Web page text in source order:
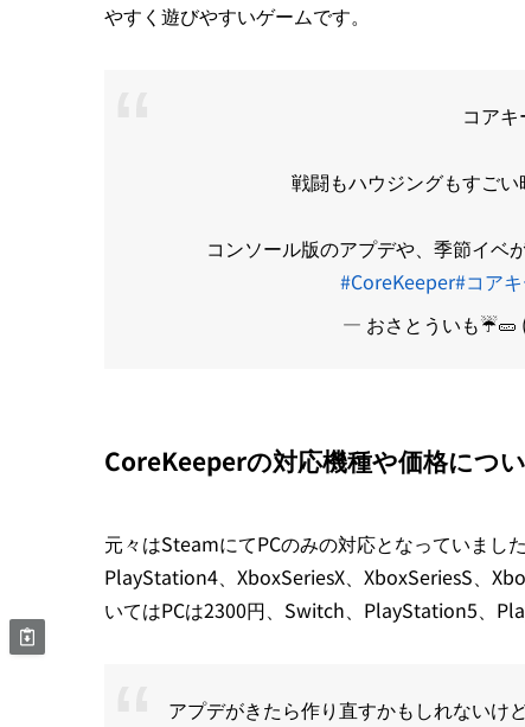
やすく遊びやすいゲームです。
コアキ
戦闘もハウジングもすご
コンソール版のアプデや、季節イベ
#CoreKeeper#コア
— おさとういも☔️🥒
CoreKeeperの対応機種や価格につ
元々はSteamにてPCのみの対応となっていまし
PlayStation4、XboxSeriesX、XboxSeriesS、
いてはPCは2300円、Switch、PlayStation5、
アプデがきたら作り直すかもしれないけ